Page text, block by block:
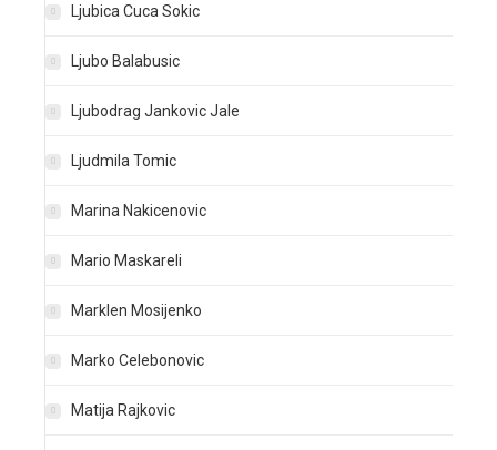
Ljubica Cuca Sokic
Ljubo Balabusic
Ljubodrag Jankovic Jale
Ljudmila Tomic
Marina Nakicenovic
Mario Maskareli
Marklen Mosijenko
Marko Celebonovic
Matija Rajkovic